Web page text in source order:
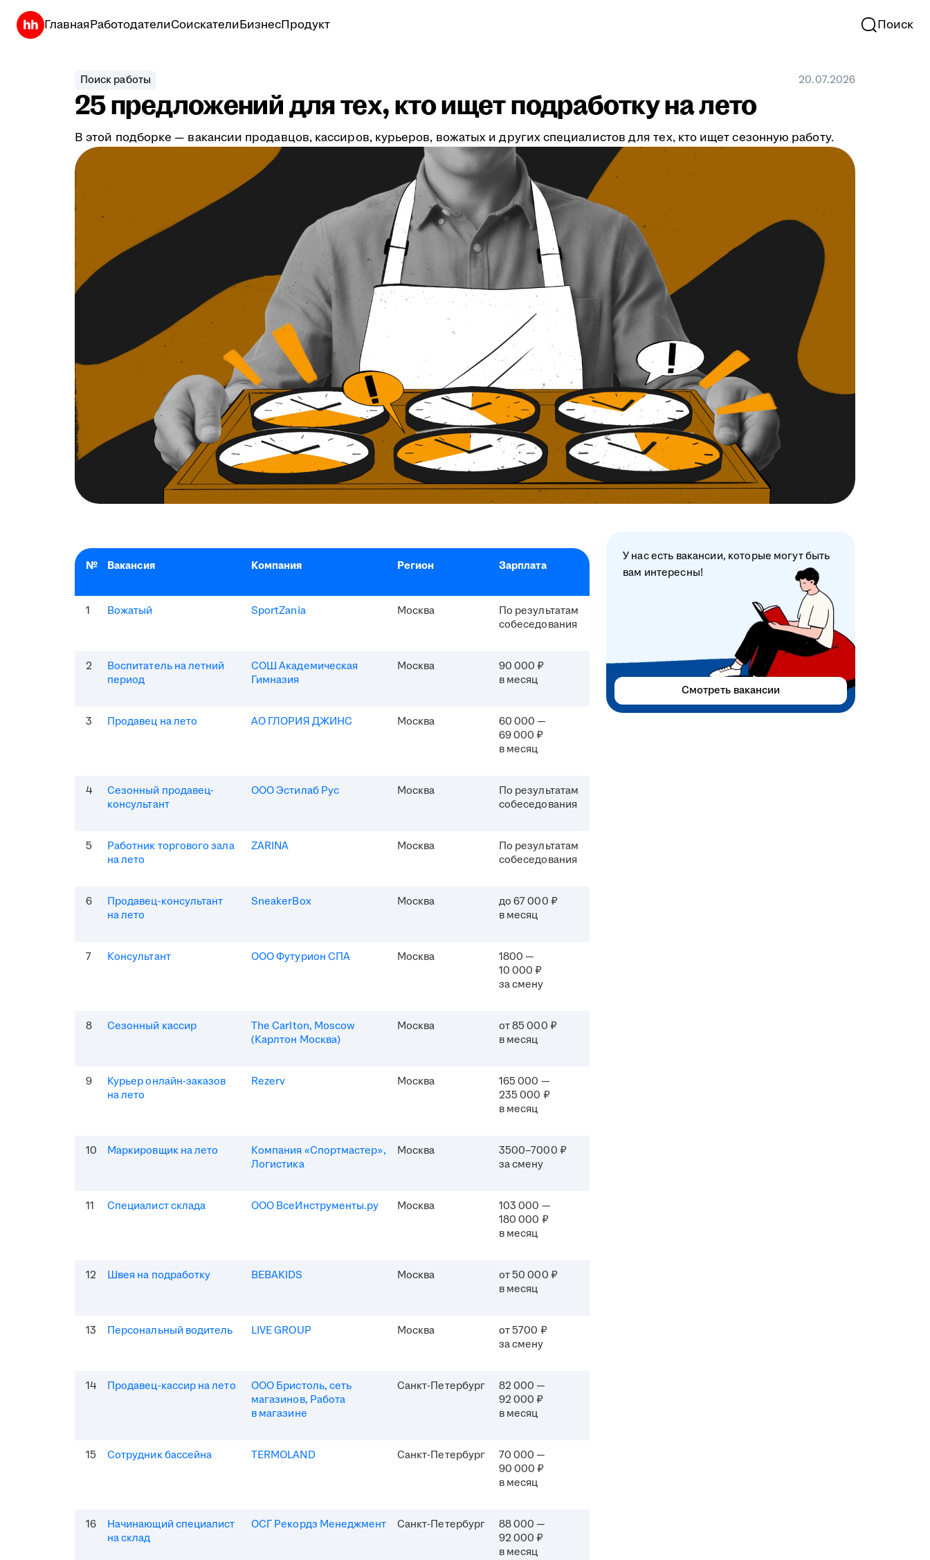
ГлавнаяРаботодателиСоискателиБизнесПродукт Поиск
Поиск работы 20.07.2026
25 предложений для тех, кто ищет подработку на лето
В этой подборке — вакансии продавцов, кассиров, курьеров, вожатых и других специалистов для тех, кто ищет сезонную работу.
№ Вакансия Компания Регион Зарплата
1 Вожатый SportZania Москва
По результатам
собеседования
2
Воспитатель на летний
период
СОШ Академическая
Гимназия
Москва
90 000 ₽
в месяц
3 Продавец на лето АО ГЛОРИЯ ДЖИНС Москва
60 000 —
69 000 ₽
в месяц
4
Сезонный продавец-
консультант
ООО Эстилаб Рус Москва
По результатам
собеседования
5
Работник торгового зала
на лето
ZARINA Москва
По результатам
собеседования
6
Продавец-консультант
на лето
SneakerBox Москва
до 67 000 ₽
в месяц
7 Консультант ООО Футурион СПА Москва
1800 —
10 000 ₽
за смену
8 Сезонный кассир
The Carlton, Moscow
(Карлтон Москва)
Москва
от 85 000 ₽
в месяц
9
Курьер онлайн-заказов
на лето
Rezerv Москва
165 000 —
235 000 ₽
в месяц
10 Маркировщик на лето
Компания «Спортмастер»,
Логистика
Москва
3500–7000 ₽
за смену
11 Специалист склада ООО ВсеИнструменты.ру Москва
103 000 —
180 000 ₽
в месяц
12 Швея на подработку BEBAKIDS Москва
от 50 000 ₽
в месяц
13 Персональный водитель LIVE GROUP Москва
от 5700 ₽
за смену
14 Продавец-кассир на лето
ООО Бристоль, сеть
магазинов, Работа
в магазине
Санкт-Петербург
82 000 —
92 000 ₽
в месяц
15 Сотрудник бассейна TERMOLAND Санкт-Петербург
70 000 —
90 000 ₽
в месяц
16
Начинающий специалист
на склад
ОСГ Рекордз Менеджмент Санкт-Петербург
88 000 —
92 000 ₽
в месяц
У нас есть вакансии, которые могут быть
вам интересны!
Смотреть вакансии